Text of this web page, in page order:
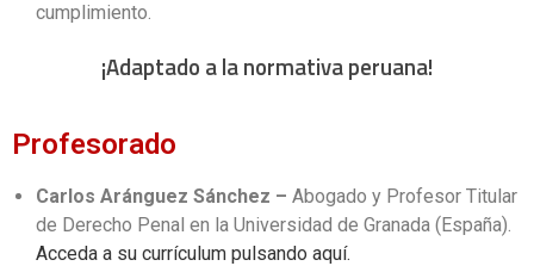
cumplimiento.
¡Adaptado a la normativa peruana!
Profesorado
Carlos Aránguez Sánchez – Abogado y Profesor Titular
de Derecho Penal en la Universidad de Granada (España).
Acceda a su currículum pulsando aquí.